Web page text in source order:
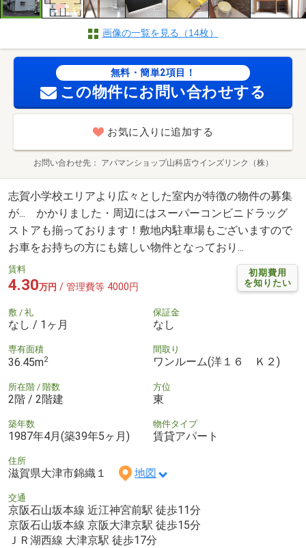
画像の一覧を見る（14枚）
無料・簡単2項目！
この物件にお問い合わせする
お気に入りに追加する
お問い合わせ先 アパマンショップ山科店ウインズリンク（株）
志賀小学校エリアより広々とした室内が特徴の物件の募集
が... かかりました・周辺にはスーパーコンビニドラッグ
ストアも揃っております！敷地内駐車場もございますので
お車をお持ちの方にも嬉しい物件となっており...
初期費用
を知りたい
賃料
4.30万円 / 管理費等 4000円
敷 / 礼
なし / 1ヶ月
保証金
なし
専有面積
36.45m2
間取り
ワンルーム(洋１６ Ｋ２)
所在階 / 階数
2階 / 2階建
方位
東
築年数
1987年4月(築39年5ヶ月)
物件タイプ
賃貸アパート
住所
滋賀県大津市錦織１ 地図
交通
京阪石山坂本線 近江神宮前駅 徒歩11分
京阪石山坂本線 京阪大津京駅 徒歩15分
ＪＲ湖西線 大津京駅 徒歩17分